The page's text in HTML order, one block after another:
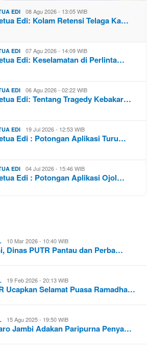
EDI 08 Agu 2026 - 13:05 WIB
Edi: Kolam Retensi Telaga Ka…
EDI 07 Agu 2026 - 14:09 WIB
Edi: Keselamatan di Perlinta…
EDI 06 Agu 2026 - 02:22 WIB
Edi: Tentang Tragedy Kebakar…
EDI 19 Jul 2026 - 12:53 WIB
Edi : Potongan Aplikasi Turu…
EDI 04 Jul 2026 - 15:46 WIB
Edi : Potongan Aplikasi Ojol…
10 Mar 2026 - 10:40 WIB
Dinas PUTR Pantau dan Perba…
19 Feb 2026 - 20:13 WIB
Ucapkan Selamat Puasa Ramadha…
15 Agu 2025 - 19:50 WIB
Jambi Adakan Paripurna Penya…